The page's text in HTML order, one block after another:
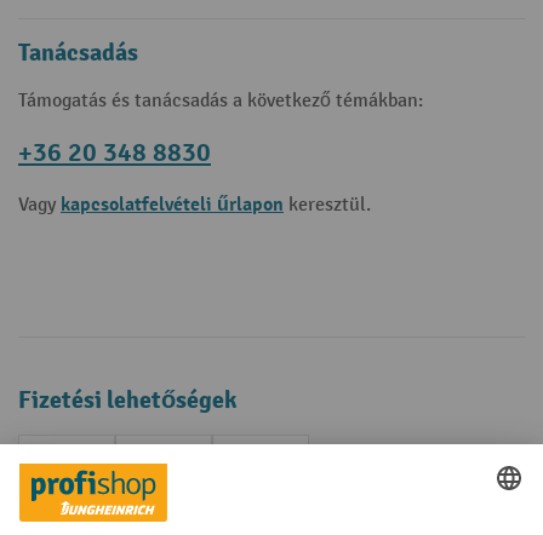
Tanácsadás
Támogatás és tanácsadás a következő témákban:
+36 20 348 8830
Vagy kapcsolatfelvételi űrlapon keresztül.
Fizetési lehetőségek
Creditcard (Master)Creditcard (Visa)
Előrefizetés